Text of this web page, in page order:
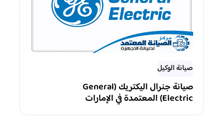
صيانة الوكيل
صيانة جنرال اليكتريك (General
Electric) المعتمدة في الإمارات